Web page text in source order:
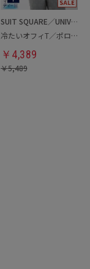
SUIT SQUARE／UNIVERSAL LANGUAGE
冷たいオフィT／ポロシャツ
￥ 4,389
￥5,489